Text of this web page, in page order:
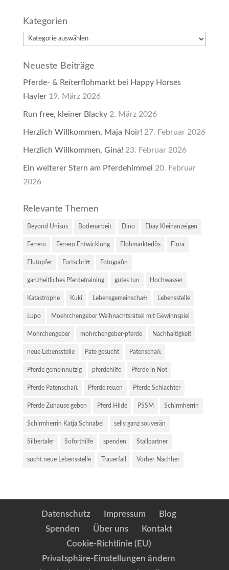
Kategorien
Kategorien
Neueste Beiträge
Pferde- & Reiterflohmarkt bei Happy Horses
Hayler 19. März 2026
Run free, kleiner Blacky 2. März 2026
Herzlich Willkommen, Maja Noir! 27. Februar 2026
Herzlich Willkommen, Gina! 23. Februar 2026
Ein weiterer Stern am Pferdehimmel 20. Februar
2026
Relevante Themen
Beyond Unisus Bodenarbeit Dino Ebay Kleinanzeigen
Ferrero Ferrero Entwicklung Flohmarkterlös Flora
Flutopfer Fortschritt Fotografin
ganzheitliches Pferdetraining gutes tun Hochwasser
Katastrophe Kuki Lebensgemeinschaft Lebensstelle
Lupo Moehrchengeber Weihnachtsrätsel mit Gewinnspiel
Möhrchengeber möhrchengeber-pferde Nachhaltigkeit
neue Lebensstelle Pate gesucht Patenschaft
Pferde gemeinnützig pferdehilfe Pferde in Not
Pferde Patenschaft Pferde retten Pferde Schlachter
Pferde Zuhause geben Pferd Hilde PSSM Schirmherrin
Schirmherrin Katja Schnabel selly ganz souverän
Silbertaler Soforthilfe spenden Stallpartner
sucht neue Lebensstelle Trauerfall Vorher-Nachher
Datenschutz Impressum
Blog
Spenden
Über uns
Kontakt
Cookie-Richtlinie (EU)
Privatsphäre-Einstellungen ändern